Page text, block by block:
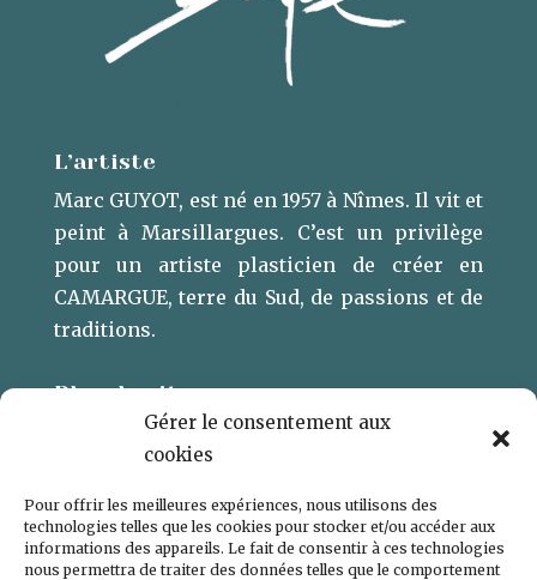
Gérer le consentement aux
cookies
Pour offrir les meilleures expériences, nous utilisons des
technologies telles que les cookies pour stocker et/ou accéder aux
informations des appareils. Le fait de consentir à ces technologies
nous permettra de traiter des données telles que le comportement
L’artiste
Marc GUYOT, est né en 1957 à Nîmes. Il vit et
peint à Marsillargues. ​C’est un privilège
pour un artiste plasticien de créer en
CAMARGUE, terre du Sud, de passions et de
traditions.
Plan du site
L’ARTISTE
CONTACT
POLITIQUE DE COOKIES (UE)